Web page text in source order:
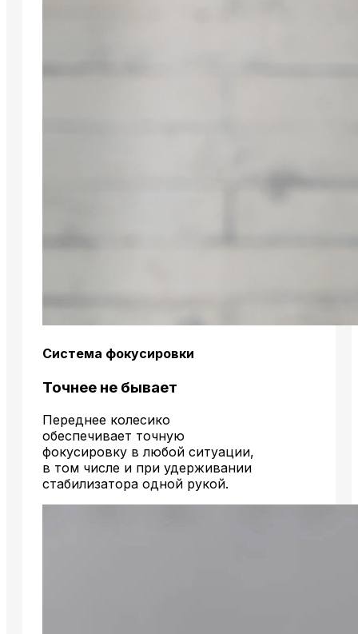
Система фокусировки
Точнее не бывает
Переднее колесико
обеспечивает точную
фокусировку в любой ситуации,
в том числе и при удерживании
стабилизатора одной рукой.